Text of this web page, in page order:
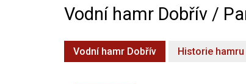
Vodní hamr Dobřív /
Vodní hamr Dobřív Historie hamru